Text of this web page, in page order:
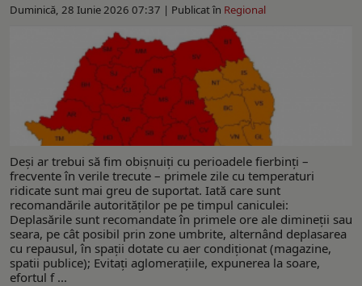
Duminică, 28 Iunie 2026 07:37 | Publicat în Regional
Deşi ar trebui să fim obişnuiţi cu perioadele fierbinţi –
frecvente în verile trecute – primele zile cu temperaturi
ridicate sunt mai greu de suportat. Iată care sunt
recomandările autorităţilor pe pe timpul caniculei:
Deplasările sunt recomandate în primele ore ale dimineții sau
seara, pe cât posibil prin zone umbrite, alternând deplasarea
cu repausul, în spații dotate cu aer condiționat (magazine,
spatii publice); Evitați aglomerațiile, expunerea la soare,
efortul f ...